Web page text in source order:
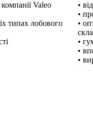
Valeo
типах лобового
•
•
•
•
•
•